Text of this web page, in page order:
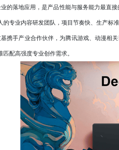
落地应用，是产品性能与服务能力最直接
的专业内容研发团队，项目节奏快、生产标
携手产业合作伙伴，为腾讯游戏、动漫相关
匹配高强度专业创作需求。